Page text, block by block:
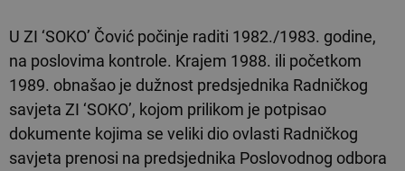
U ZI ‘SOKO’ Čović počinje raditi 1982./1983. godine,
na poslovima kontrole. Krajem 1988. ili početkom
1989. obnašao je dužnost predsjednika Radničkog
savjeta ZI ‘SOKO’, kojom prilikom je potpisao
dokumente kojima se veliki dio ovlasti Radničkog
savjeta prenosi na predsjednika Poslovodnog odbora